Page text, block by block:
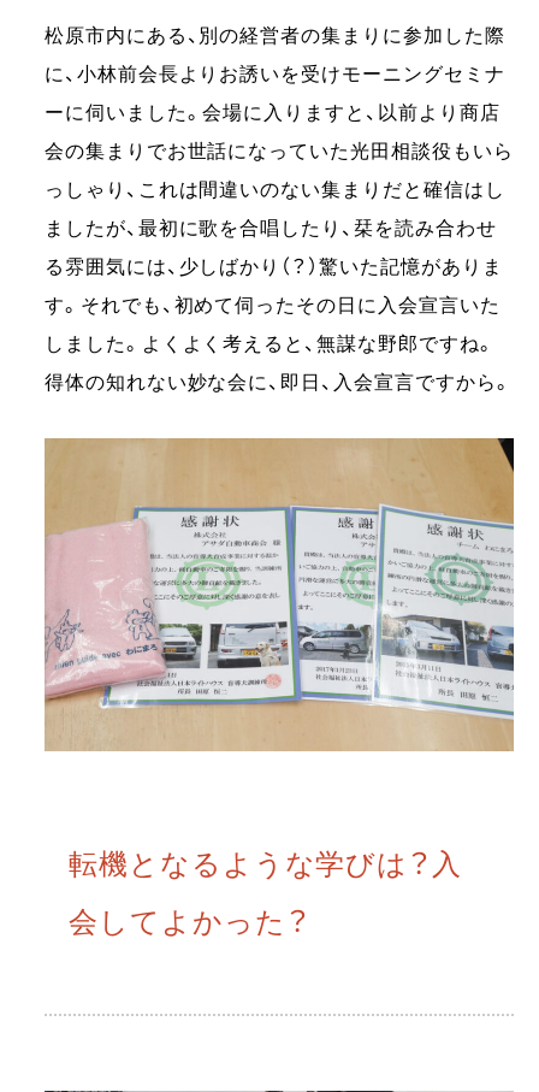
松原市内にある、別の経営者の集まりに参加した際
に、小林前会長よりお誘いを受けモーニングセミナ
ーに伺いました。会場に入りますと、以前より商店
会の集まりでお世話になっていた光田相談役もいら
っしゃり、これは間違いのない集まりだと確信はし
ましたが、最初に歌を合唱したり、栞を読み合わせ
る雰囲気には、少しばかり（？）驚いた記憶がありま
す。それでも、初めて伺ったその日に入会宣言いた
しました。よくよく考えると、無謀な野郎ですね。
得体の知れない妙な会に、即日、入会宣言ですから。
転機となるような学びは？入
会してよかった？